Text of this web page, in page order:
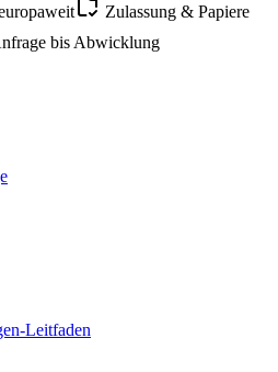
Zulassung & Papiere
bis Abwicklung
Leitfaden